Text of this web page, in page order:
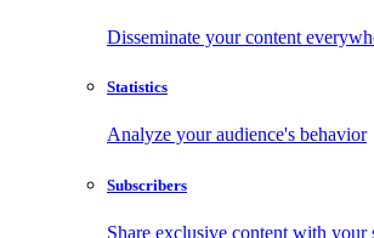
Disseminate your content
Statistics
Analyze your audience's behavior
Subscribers
Share exclusive content with your